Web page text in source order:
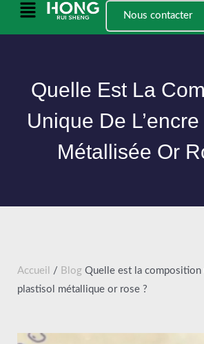
Menu
Nous contacter
Quelle Est La
Unique De
Métallisée Or
Accueil / Blog Quelle est la composition
plastisol métallique or rose ?